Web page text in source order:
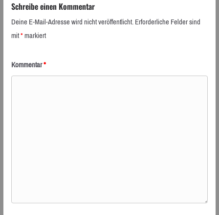
Schreibe einen Kommentar
Deine E-Mail-Adresse wird nicht veröffentlicht.Erforderliche Felder sind
mit*markiert
Kommentar*